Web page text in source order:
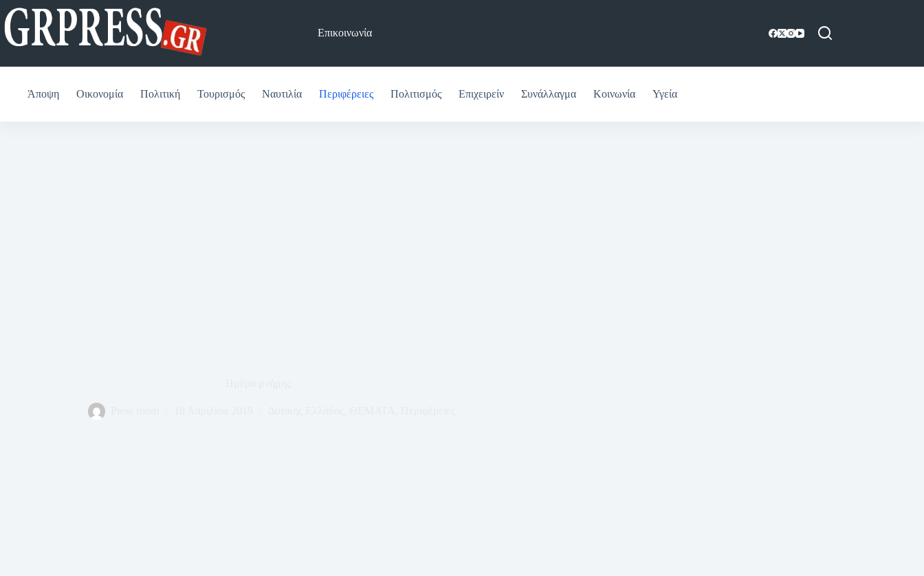
Μετάβαση
στο
περιεχόμενο
Επικοινωνία
Άποψη Οικονομία Πολιτική Τουρισμός Ναυτιλία Περιφέρειες Πολιτισμός Επιχειρείν Συνάλλαγμα Κοινωνία Υγεία